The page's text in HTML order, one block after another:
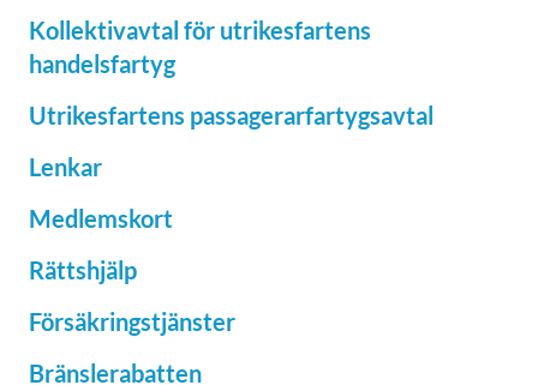
Kollektivavtal för utrikesfartens
handelsfartyg
Utrikesfartens passagerarfartygsavtal
Lenkar
Medlemskort
Rättshjälp
Försäkringstjänster
Bränslerabatten